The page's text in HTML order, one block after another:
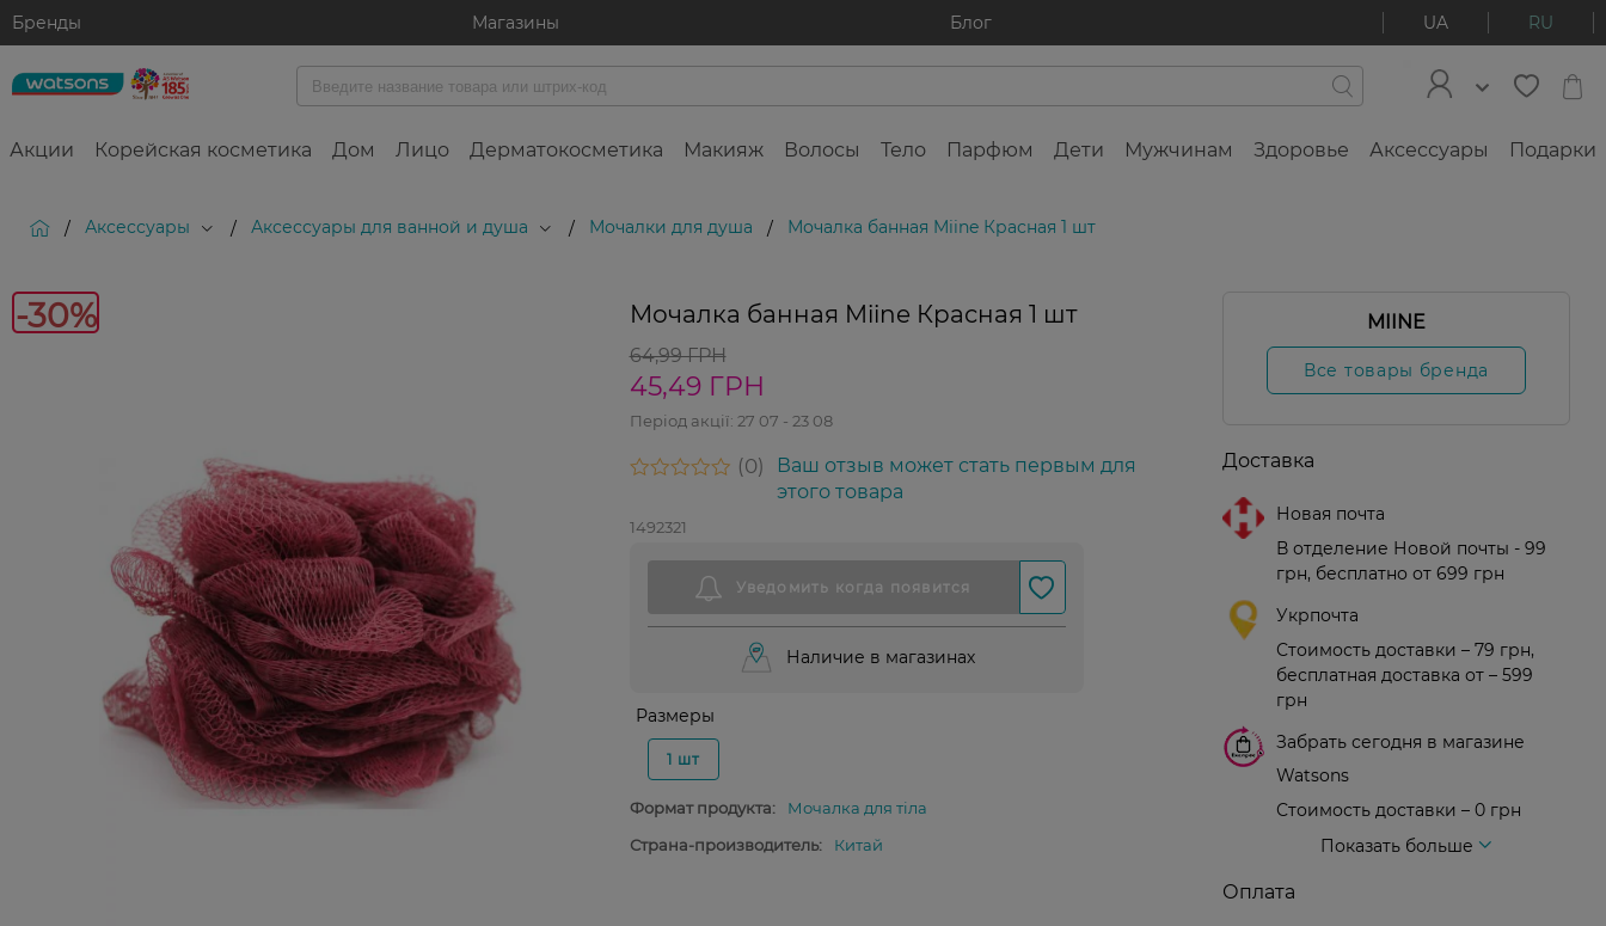
Бренды Магазины Блог UA RU
Акции Корейская косметика Дом Лицо Дерматокосметика Макияж Волосы Тело Парфюм Дети Мужчинам Здоровье Аксессуары Подарки
/ Аксессуары / Аксессуары для ванной и душа / Мочалки для душа / Мочалка банная Miine Красная 1 шт
-30% Мочалка банная Miine Красная 1 шт
64,99 ГРН
45,49 ГРН
Період акції: 27 07 - 23 08
0
Ваш отзыв может стать первым для
этого товара
1492321
Наличие в магазинах
Размеры
1 шт
Формат продукта:
Мочалка для тіла
Страна-производитель:
Китай
MIINE
Все товары бренда
Доставка
Новая почта
В отделение Новой почты - 99
грн, бесплатно от 699 грн
Укрпочта
Стоимость доставки – 79 грн,
бесплатная доставка от – 599
грн
Забрать сегодня в магазине
Watsons
Стоимость доставки – 0 грн
Показать больше
Оплата